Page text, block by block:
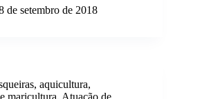
de setembro de 2018
aquicultura,
maricultura, Atuação de